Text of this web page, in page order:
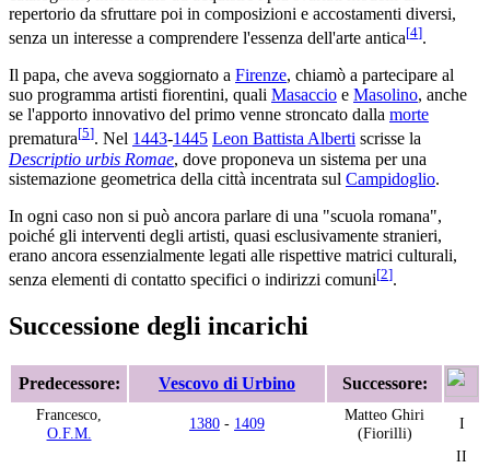
repertorio da sfruttare poi in composizioni e accostamenti diversi,
senza un interesse a comprendere l'essenza dell'arte antica[4].
Il papa, che aveva soggiornato a Firenze, chiamò a partecipare al
suo programma artisti fiorentini, quali Masaccio e Masolino, anche
se l'apporto innovativo del primo venne stroncato dalla morte
prematura[5]. Nel 1443-1445 Leon Battista Alberti scrisse la
Descriptio urbis Romae, dove proponeva un sistema per una
sistemazione geometrica della città incentrata sul Campidoglio.
In ogni caso non si può ancora parlare di una "scuola romana",
poiché gli interventi degli artisti, quasi esclusivamente stranieri,
erano ancora essenzialmente legati alle rispettive matrici culturali,
senza elementi di contatto specifici o indirizzi comuni[2].
Successione degli incarichi
Predecessore: Vescovo di Urbino Successore:
Francesco,
O.F.M.
1380 - 1409
Matteo Ghiri
(Fiorilli)
I
II